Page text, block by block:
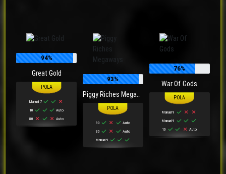
94%
Great Gold
Manual 7
10
Auto
80
Auto
93%
Piggy Riches Megaways
90
Auto
30
Auto
Manual 9
76%
War Of Gods
Manual 9
Manual 9
10
Auto